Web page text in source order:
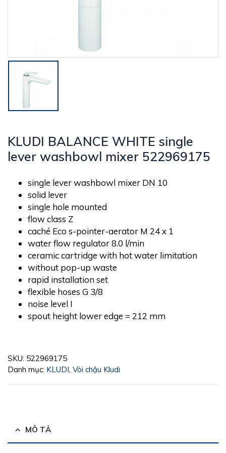
KLUDI BALANCE WHITE single
lever washbowl mixer 522969175
single lever washbowl mixer DN 10
solid lever
single hole mounted
flow class Z
caché Eco s-pointer-aerator M 24 x 1
water flow regulator 8.0 l/min
ceramic cartridge with hot water limitation
without pop-up waste
rapid installation set
flexible hoses G 3/8
noise level I
spout height lower edge = 212 mm
SKU: 522969175
Danh mục: KLUDI Vòi chậu Kludi
MÔ TẢ